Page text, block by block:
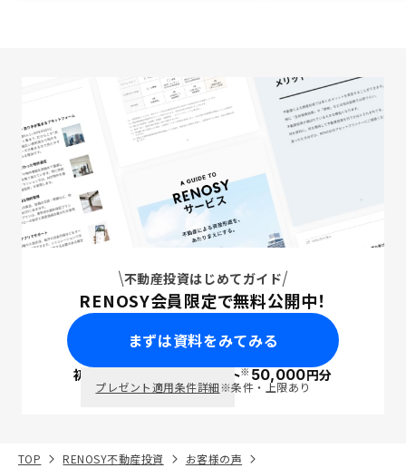
不動産投資はじめてガイド
RENOSY会員限定で無料公開中！
まずは資料をみてみる
初回面談で ポイント※50,000円分
プレゼント適用条件詳細※条件・上限あり
TOP RENOSY不動産投資
お客様の声